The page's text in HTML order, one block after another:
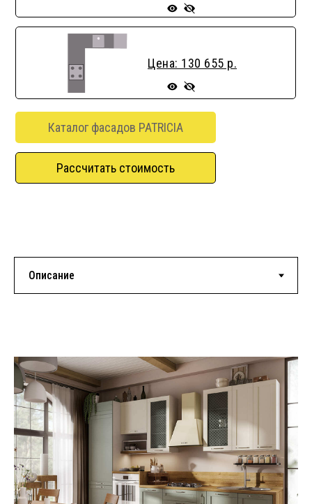
Цена: 130 655 р.
Каталог фасадов PATRICIA
Рассчитать стоимость